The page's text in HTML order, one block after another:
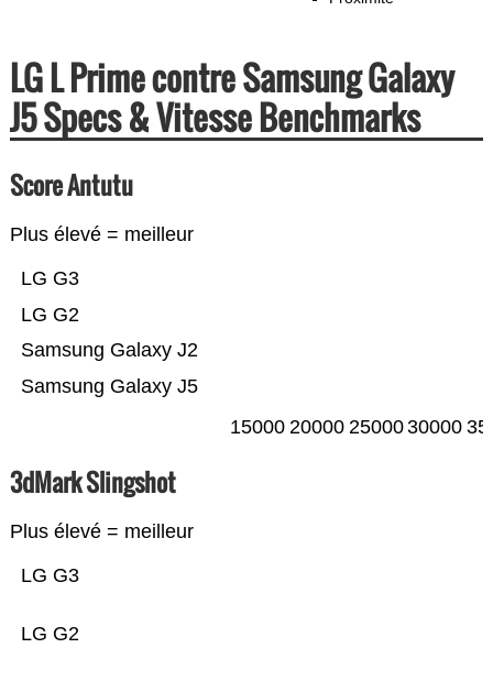
LG L Prime contre Samsung Galaxy
J5 Specs & Vitesse Benchmarks
Score Antutu
Plus élevé = meilleur
Samsung Galaxy J5
Samsung Galaxy J2
LG G2
LG G3
15000 20000 2500030000
3dMark Slingshot
Plus élevé = meilleur
LG G2
LG G3